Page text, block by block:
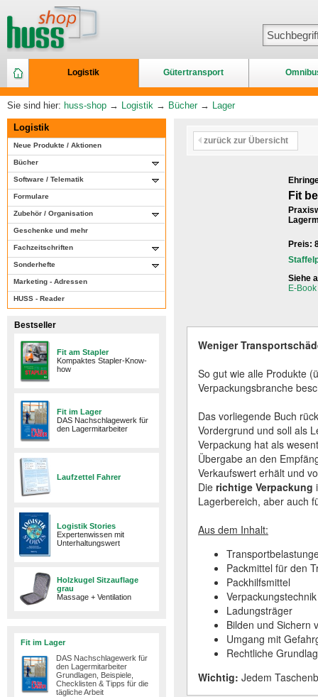
Logistik Gütertransport
Sie sind hier: huss-shop → Logistik → Bücher→ Lager
Logistik
Neue Produkte / Aktionen
Bücher
Software / Telematik
Formulare
Zubehör / Organisation
Geschenke und mehr
Fachzeitschriften
Sonderhefte
Marketing - Adressen
HUSS - Reader
Bestseller
Fit am Stapler
Kompaktes Stapler-Know-
how
Fit im Lager
DAS Nachschlagewerk für
den Lagermitarbeiter
Laufzettel Fahrer
Logistik Stories
Expertenwissen mit
Unterhaltungswert
Holzkugel Sitzauflage
grau
Massage + Ventilation
Fit im Lager
DAS Nachschlagewerk für
den Lagermitarbeiter
Grundlagen, Beispiele,
Checklisten & Tipps für die
tägliche Arbeit
zurück zur Übersicht
Fit
Preis:
Siehe
E-
Weniger
So gut wie alle Produkte
Verpackungsbranche
Das vorliegende Buch
Vordergrund und soll als
Verpackung hat als
Übergabe an den
Verkaufswert erhält und
Die richtige Verpackung
Lagerbereich, aber auch
Aus dem Inhalt:
Packmittel für den
Packhilfsmittel
Verpackungstechnik
Ladungsträger
Bilden und Sichern
Umgang mit
Rechtliche
Wichtig: Jedem